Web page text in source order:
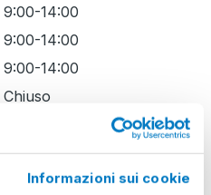
Informazioni sui cookie
9:00-14:00
9:00-14:00
9:00-14:00
Chiuso